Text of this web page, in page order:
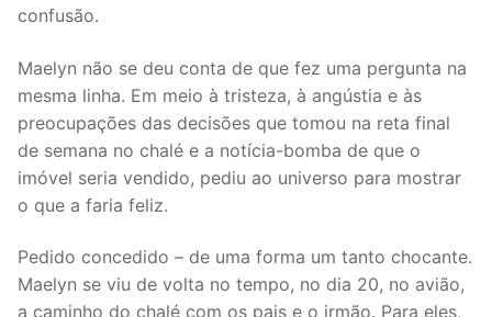
confusão.
Maelyn não se deu conta de que fez uma pergunta na
mesma linha. Em meio à tristeza, à angústia e às
preocupações das decisões que tomou na reta final
de semana no chalé e a notícia-bomba de que o
imóvel seria vendido, pediu ao universo para mostrar
o que a faria feliz.
Pedido concedido – de uma forma um tanto chocante.
Maelyn se viu de volta no tempo, no dia 20, no avião,
a caminho do chalé com os pais e o irmão. Para eles,